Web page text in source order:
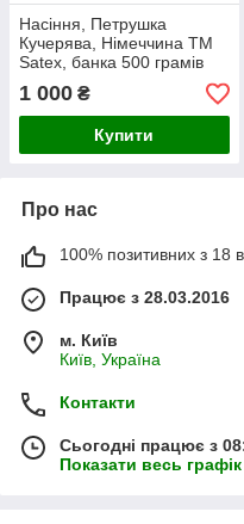
Насіння, Петрушка
Кучерява, Німеччина ТМ
Satex, банка 500 грамів
1 000 ₴
Купити
Про нас
100% позитивних з 18
Працює з 28.03.2016
м. Київ
Київ, Україна
Контакти
Сьогодні працює з
Показати весь